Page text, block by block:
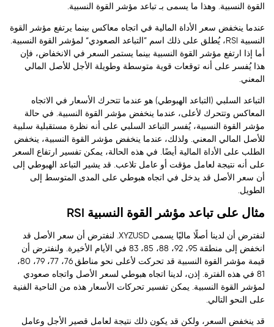
القوة النسبية. وهذا ما يسمى بـ تباعد مؤشر القوة النسبية.
عندما ينخفض سعر الأداة المالية في اتجاه معاكس بينما يرتفع مؤشر القوة
النسبية RSI، يُطلق على ذلك اسم ”التباعد الصعودي“ لمؤشر القوة النسبية.
أما إذا ارتفع مؤشر القوة النسبية بينما يستمر السعر في الانخفاض، فإن
هذا يُفسر على أنه توقعات قوية متوسطة وطويلة الأجل للأصل المالي
المعني.
التباعد السلبي (التباعد الهبوطي) هو عندما تتحرك الأسعار في الاتجاه
المعاكس وتتحرك لأعلى، عندما ينخفض مؤشر القوة النسبية. في حالة
مؤشر القوة النسبية، يُفسر التباعد السلبي على أنه نظرة مستقبلية سلبية
للأصل المالي المعني. ولذلك، عندما ينخفض مؤشر القوة النسبية، ينخفض
الطلب على الأداة المالية أيضًا. في هذه الحالة، يمكن تفسير ارتفاع السعر
على أنه نتيجة لعامل مؤقت أو عامل تلاعب. قد يشير التباعد الهبوطي إلى
أن سعر الأصل قد يدخل في اتجاه هبوطي على المدى المتوسط إلى
الطويل.
مثال على تباعد مؤشر القوة النسبية RSI
لنفترض أن لدينا أصلًا ماليًا يسمى XYZUSD. لنفترض أن سعر الأصل قد
انخفض إلى منطقة 95، 92، 88، 85، 83 في الأيام الأخيرة. ولنفترض أن
قيمة مؤشر القوة النسبية قد تحركت لأعلى نحو مناطق 76، 77، 79، 80،
81 في هذه الفترة. إذن، لدينا اتجاه هبوطي لسعر الأصل واتجاه صعودي
لمؤشر القوة النسبية. يمكن تفسير تحركات الأسعار هذه من الناحية الفنية
على النحو التالي.
قد ينخفض السعر، ولكن قد يكون ذلك نتيجة لعامل قصير الأجل وعامل